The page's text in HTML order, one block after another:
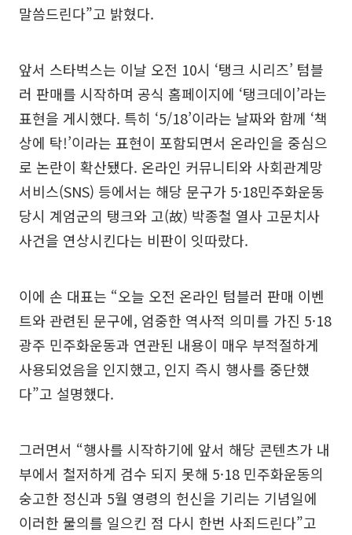
말씀드린다”고 밝혔다.
앞서 스타벅스는 이날 오전 10시 ‘탱크 시리즈’ 텀블
러 판매를 시작하며 공식 홈페이지에 ‘탱크데이’라는
표현을 게시했다. 특히 ‘5/18’이라는 날짜와 함께 ‘책
상에 탁!’이라는 표현이 포함되면서 온라인을 중심으
로 논란이 확산됐다. 온라인 커뮤니티와 사회관계망
서비스(SNS) 등에서는 해당 문구가 5·18민주화운동
당시 계엄군의 탱크와 고(故) 박종철 열사 고문치사
사건을 연상시킨다는 비판이 잇따랐다.
이에 손 대표는 “오늘 오전 온라인 텀블러 판매 이벤
트와 관련된 문구에, 엄중한 역사적 의미를 가진 5·18
광주 민주화운동과 연관된 내용이 매우 부적절하게
사용되었음을 인지했고, 인지 즉시 행사를 중단했
다”고 설명했다.
그러면서 “행사를 시작하기에 앞서 해당 콘텐츠가 내
부에서 철저하게 검수 되지 못해 5·18 민주화운동의
숭고한 정신과 5월 영령의 헌신을 기리는 기념일에
이러한 물의를 일으킨 점 다시 한번 사죄드린다”고